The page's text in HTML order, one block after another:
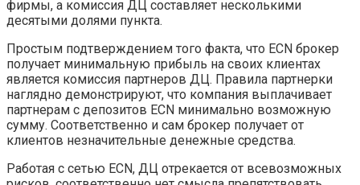
фирмы, а комиссия ДЦ составляет несколькими
десятыми долями пункта.
Простым подтверждением того факта, что ECN брокер
получает минимальную прибыль на своих клиентах
является комиссия партнеров ДЦ. Правила партнерки
наглядно демонстрируют, что компания выплачивает
партнерам с депозитов ECN минимально возможную
сумму. Соответственно и сам брокер получает от
клиентов незначительные денежные средства.
Работая с сетью ECN, ДЦ отрекается от всевозможных